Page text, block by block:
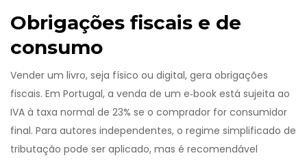
Obrigações fiscais e de
consumo
Vender um livro, seja físico ou digital, gera obrigações
fiscais. Em Portugal, a venda de um e‑book está sujeita ao
IVA à taxa normal de 23% se o comprador for consumidor
final. Para autores independentes, o regime simplificado de
tributação pode ser aplicado, mas é recomendável